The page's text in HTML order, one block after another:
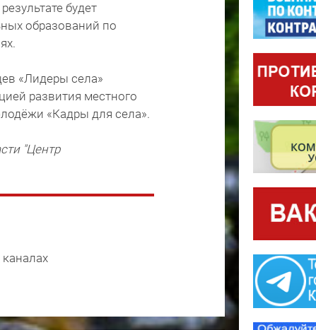
будет
образований по
«Лидеры села»
развития местного
«Кадры для села».
"Центр